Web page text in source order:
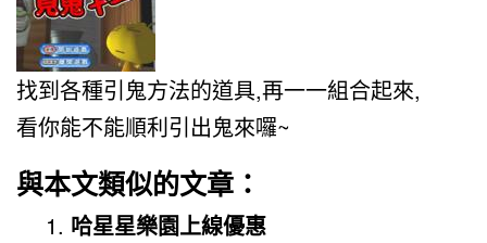
找到各種引鬼方法的道具,再一一組合起來,
看你能不能順利引出鬼來囉~
與本文類似的文章：
哈星星樂園上線優惠